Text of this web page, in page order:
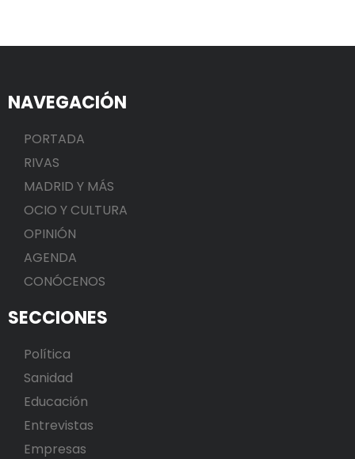
NAVEGACIÓN
PORTADA
RIVAS
MADRID Y MÁS
OCIO Y CULTURA
OPINIÓN
AGENDA
CONÓCENOS
SECCIONES
Política
Sanidad
Educación
Entrevistas
Empresas